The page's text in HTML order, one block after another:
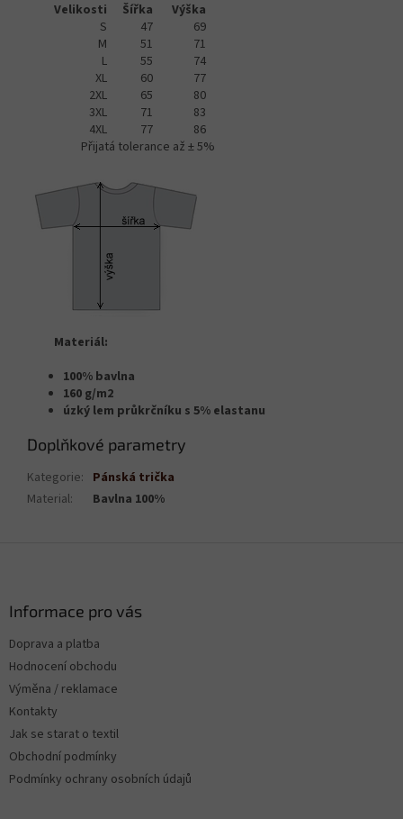
Velikosti
Šířka
Výška
S
47
69
M
51
71
L
55
74
XL
60
77
2XL
65
80
3XL
71
83
4XL
77
86
Přijatá tolerance až ± 5%
Materiál:
100% bavlna
160 g/m2
úzký lem průkrčníku s 5% elastanu
Doplňkové parametry
Kategorie: Pánská trička
Material: Bavlna 100%
Informace pro vás
Doprava a platba
Hodnocení obchodu
Výměna / reklamace
Kontakty
Jak se starat o textil
Obchodní podmínky
Podmínky ochrany osobních údajů